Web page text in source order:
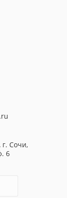
г. Сочи,
6